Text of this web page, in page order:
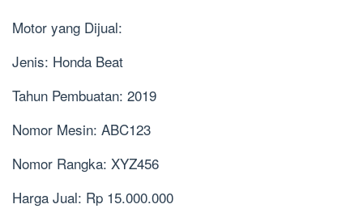
Motor yang Dijual:
Jenis: Honda Beat
Tahun Pembuatan: 2019
Nomor Mesin: ABC123
Nomor Rangka: XYZ456
Harga Jual: Rp 15.000.000